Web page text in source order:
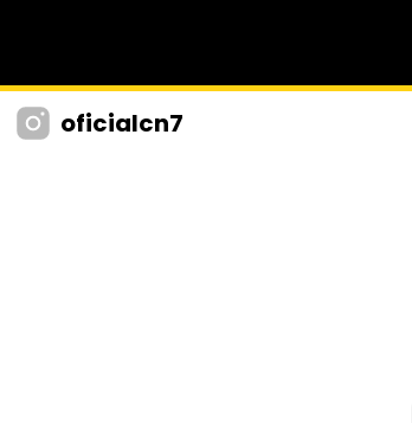
oficialcn7